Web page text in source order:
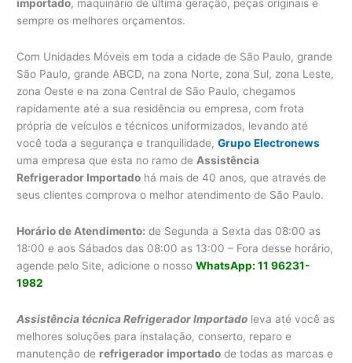
importado, maquinário de última geração, peças originais e
sempre os melhores orçamentos.
Com Unidades Móveis em toda a cidade de São Paulo, grande
São Paulo, grande ABCD, na zona Norte, zona Sul, zona Leste,
zona Oeste e na zona Central de São Paulo, chegamos
rapidamente até a sua residência ou empresa, com frota
própria de veículos e técnicos uniformizados, levando até
você toda a segurança e tranquilidade,Grupo Electronews
uma empresa que esta no ramo de Assistência
Refrigerador Importado há mais de 40 anos, que através de
seus clientes comprova o melhor atendimento de São Paulo.
Horário de Atendimento: de Segunda a Sexta das 08:00 as
18:00 e aos Sábados das 08:00 as 13:00 – Fora desse horário,
agende pelo Site, adicione o nossoWhatsApp: 11 96231-
1982
Assistência técnica Refrigerador Importado leva até você as
melhores soluções para instalação, conserto, reparo e
manutenção de refrigerador importado de todas as marcas e